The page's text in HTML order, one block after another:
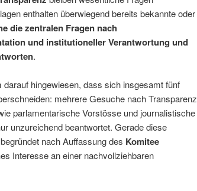
enthalten überwiegend bereits bekannte oder
die zentralen Fragen nach
und institutioneller Verantwortung und
.
hingewiesen, dass sich insgesamt fünf
mehrere Gesuche nach Transparenz
parlamentarische Vorstösse und journalistische
unzureichend beantwortet. Gerade diese
nach Auffassung des Komitee
Interesse an einer nachvollziehbaren